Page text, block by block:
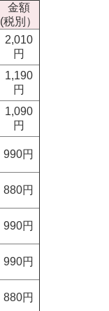
金額
(税別）
2,010
円
1,190
円
1,090
円
990円
880円
990円
990円
880円